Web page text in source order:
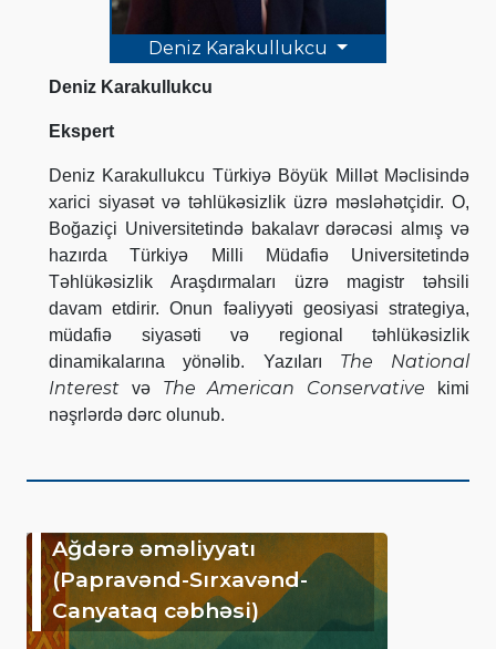
Deniz Karakullukcu
Deniz Karakullukcu
Ekspert
Deniz Karakullukcu Türkiyə Böyük Millət Məclisində
xarici siyasət və təhlükəsizlik üzrə məsləhətçidir. O,
Boğaziçi Universitetində bakalavr dərəcəsi almış və
hazırda Türkiyə Milli Müdafiə Universitetində
Təhlükəsizlik Araşdırmaları üzrə magistr təhsili
davam etdirir. Onun fəaliyyəti geosiyasi strategiya,
müdafiə siyasəti və regional təhlükəsizlik
dinamikalarına yönəlib. Yazıları The National
Interest və The American Conservative kimi
nəşrlərdə dərc olunub.
Ağdərə əməliyyatı
(Papravənd-Sırxavənd-
Canyataq cəbhəsi)